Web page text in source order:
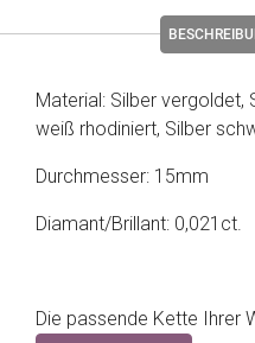
Material: Silber vergoldet,
weiß rhodiniert, Silber
Durchmesser: 15mm
Diamant/Brillant: 0,021ct.
Die passende Kette Ihrer